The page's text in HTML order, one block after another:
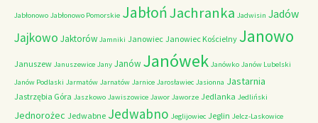
Jabłonowo Jabłonowo Pomorskie JabłońJachranka Jadwisin Jadów
Jajkowo Jaktorów Jamniki Janowiec Janowiec Kościelny Janowo
Januszew Januszewice Jany Janów Janówek Janówko Janów Lubelski
Janów Podlaski Jarmatów Jarnatów Jarnice Jarosławiec Jasionna Jastarnia
Jastrzębia Góra Jaszkowo Jawiszowice Jawor Jaworze Jedlanka Jedliński
Jednorożec Jedwabne Jedwabno Jeglijowiec Jeglin Jelcz-Laskowice